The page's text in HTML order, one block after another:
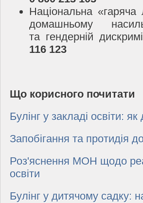
Національна «гаряча
домашньому
та гендерній
116 123
Що корисного почитати
Булінг у закладі освіти: як
Запобігання та протидія
Роз'яснення МОН щодо
освіти
Булінг у дитячому садку: